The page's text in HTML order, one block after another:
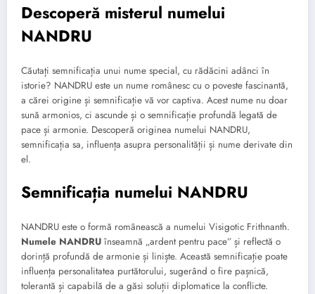
Descoperă misterul numelui
NANDRU
Căutați semnificația unui nume special, cu rădăcini adânci în
istorie? NANDRU este un nume românesc cu o poveste fascinantă,
a cărei origine și semnificație vă vor captiva. Acest nume nu doar
sună armonios, ci ascunde și o semnificație profundă legată de
pace și armonie. Descoperă originea numelui NANDRU,
semnificația sa, influența asupra personalității și nume derivate din
el.
Semnificația numelui NANDRU
NANDRU este o formă românească a numelui Visigotic Frithnanth.
Numele NANDRU înseamnă „ardent pentru pace” și reflectă o
dorință profundă de armonie și liniște. Această semnificație poate
influența personalitatea purtătorului, sugerând o fire pașnică,
tolerantă și capabilă de a găsi soluții diplomatice la conflicte.